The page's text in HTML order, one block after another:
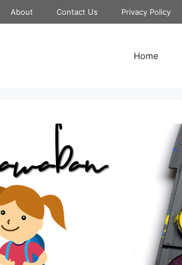
About Contact Us Privacy Policy
Home